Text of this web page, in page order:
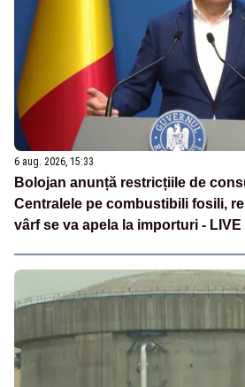
6 aug. 2026, 15:33
Bolojan anunță restricțiile de
Centralele pe combustibili fosili,
vârf se va apela la importuri - LIVE